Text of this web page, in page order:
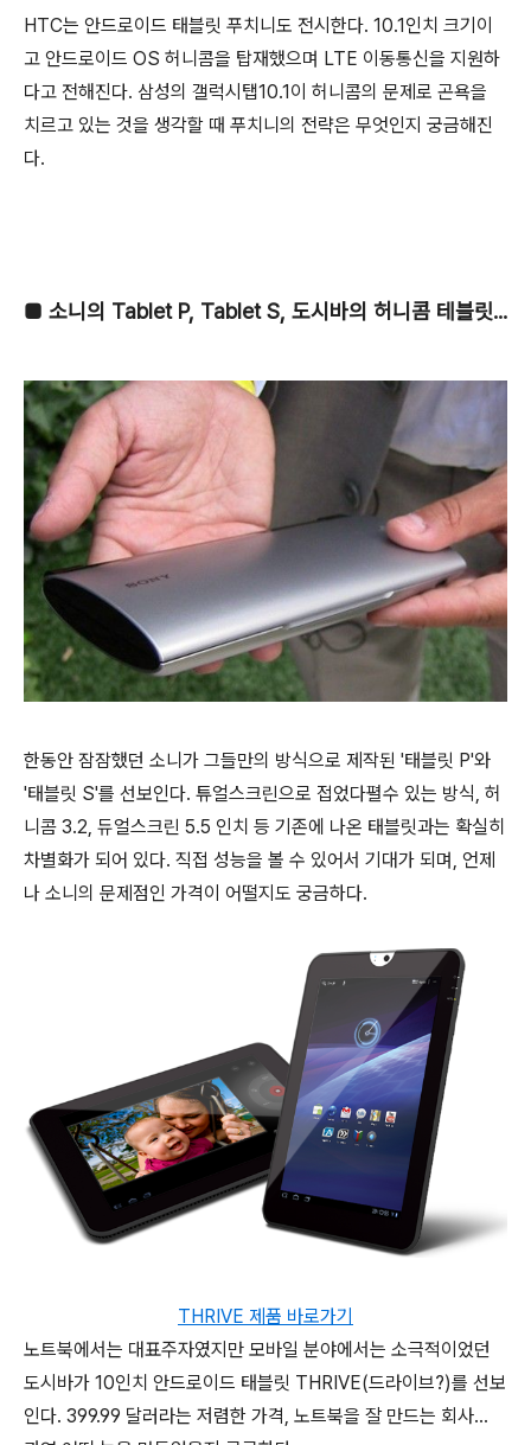
HTC는 안드로이드 태블릿 푸치니도 전시한다. 10.1인치 크기이
고 안드로이드 OS 허니콤을 탑재했으며 LTE 이동통신을 지원하
다고 전해진다. 삼성의 갤럭시탭10.1이 허니콤의 문제로 곤욕을
치르고 있는 것을 생각할 때 푸치니의 전략은 무엇인지 궁금해진
다.
■ 소니의 Tablet P, Tablet S, 도시바의 허니콤 테블릿...
한동안 잠잠했던 소니가 그들만의 방식으로 제작된 '태블릿 P'와
'태블릿 S'를 선보인다. 튜얼스크린으로 접었다펼수 있는 방식, 허
니콤 3.2, 듀얼스크린 5.5 인치 등 기존에 나온 태블릿과는 확실히
차별화가 되어 있다. 직접 성능을 볼 수 있어서 기대가 되며, 언제
나 소니의 문제점인 가격이 어떨지도 궁금하다.
THRIVE 제품 바로가기
노트북에서는 대표주자였지만 모바일 분야에서는 소극적이었던
도시바가 10인치 안드로이드 태블릿 THRIVE(드라이브?)를 선보
인다. 399.99 달러라는 저렴한 가격, 노트북을 잘 만드는 회사...